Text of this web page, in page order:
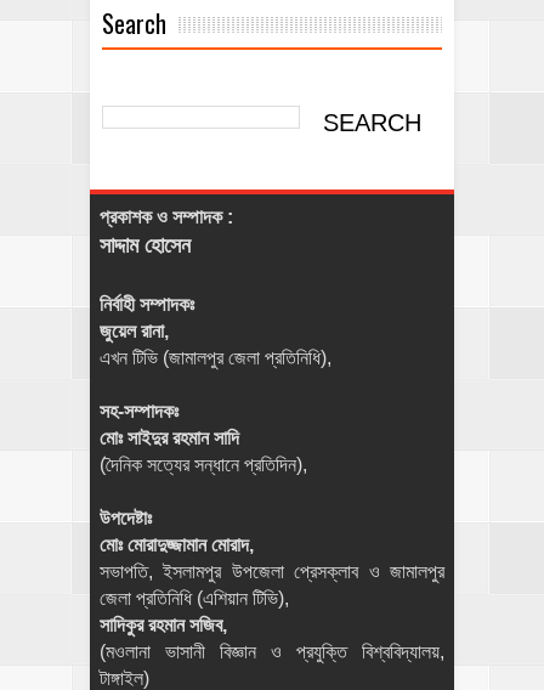
Search
প্রকাশক ও সম্পাদক :
সাদ্দাম হোসেন
নির্বাহী সম্পাদকঃ
জুয়েল রানা,
এখন টিভি (জামালপুর জেলা প্রতিনিধি),
সহ-সম্পাদকঃ
মোঃ সাইদুর রহমান সাদি
(দৈনিক সত্যের সন্ধানে প্রতিদিন),
উপদেষ্টাঃ
মোঃ মোরাদুজ্জামান মোরাদ,
সভাপতি, ইসলামপুর উপজেলা প্রেসক্লাব ও জামালপুর
জেলা প্রতিনিধি (এশিয়ান টিভি),
সাদিকুর রহমান সজিব,
(মওলানা ভাসানী বিজ্ঞান ও প্রযুক্তি বিশ্ববিদ্যালয়,
টাঙ্গাইল)